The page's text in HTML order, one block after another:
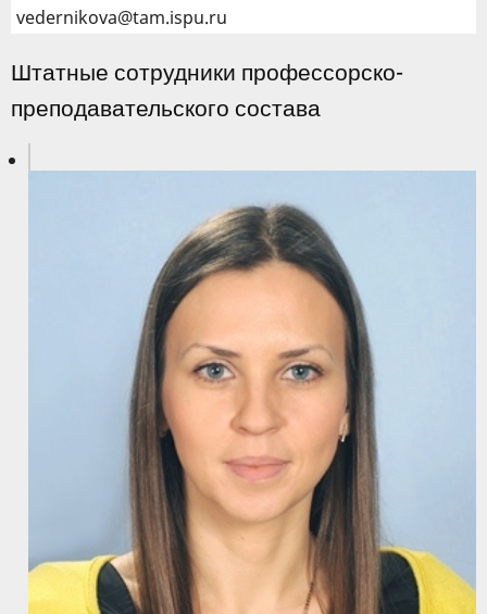
vedernikova@tam.ispu.ru
Штатные сотрудники профессорско-
преподавательского состава